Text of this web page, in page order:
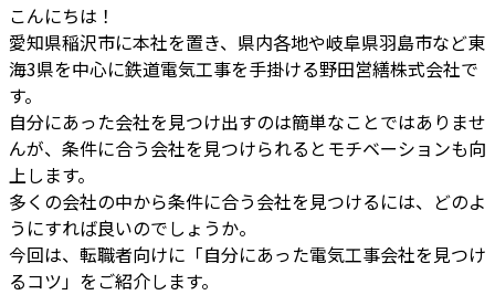
こんにちは！
愛知県稲沢市に本社を置き、県内各地や岐阜県羽島市など東
海3県を中心に鉄道電気工事を手掛ける野田営繕株式会社で
す。
自分にあった会社を見つけ出すのは簡単なことではありませ
んが、条件に合う会社を見つけられるとモチベーションも向
上します。
多くの会社の中から条件に合う会社を見つけるには、どのよ
うにすれば良いのでしょうか。
今回は、転職者向けに「自分にあった電気工事会社を見つけ
るコツ」をご紹介します。